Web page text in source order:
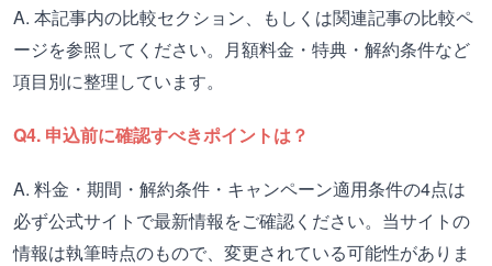
A. 本記事内の比較セクション、もしくは関連記事の比較ペ
ージを参照してください。月額料金・特典・解約条件など
項目別に整理しています。
Q4. 申込前に確認すべきポイントは？
A. 料金・期間・解約条件・キャンペーン適用条件の4点は
必ず公式サイトで最新情報をご確認ください。当サイトの
情報は執筆時点のもので、変更されている可能性がありま